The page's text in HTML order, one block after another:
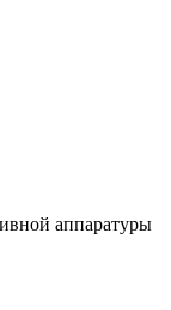
аппаратуры